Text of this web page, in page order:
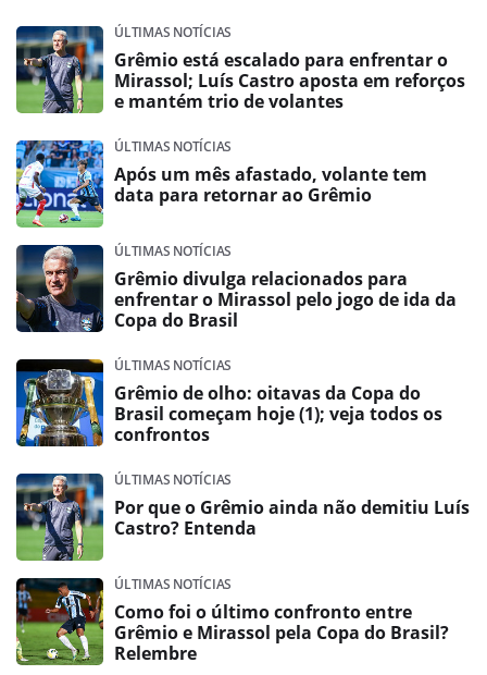
ÚLTIMAS NOTÍCIAS
Grêmio está escalado para enfrentar o
Mirassol; Luís Castro aposta em reforços
e mantém trio de volantes
ÚLTIMAS NOTÍCIAS
Após um mês afastado, volante tem
data para retornar ao Grêmio
ÚLTIMAS NOTÍCIAS
Grêmio divulga relacionados para
enfrentar o Mirassol pelo jogo de ida da
Copa do Brasil
ÚLTIMAS NOTÍCIAS
Grêmio de olho: oitavas da Copa do
Brasil começam hoje (1); veja todos os
confrontos
ÚLTIMAS NOTÍCIAS
Por que o Grêmio ainda não demitiu Luís
Castro? Entenda
ÚLTIMAS NOTÍCIAS
Como foi o último confronto entre
Grêmio e Mirassol pela Copa do Brasil?
Relembre